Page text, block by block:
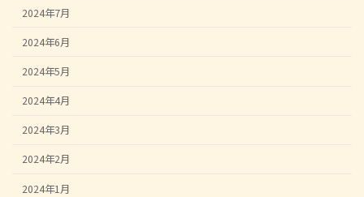
2024年7月
2024年6月
2024年5月
2024年4月
2024年3月
2024年2月
2024年1月